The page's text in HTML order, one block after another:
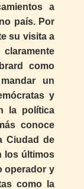
a
país. Por
su visita a
como
un
y
la política
conoce
Ciudad de
los últimos
operador y
como la